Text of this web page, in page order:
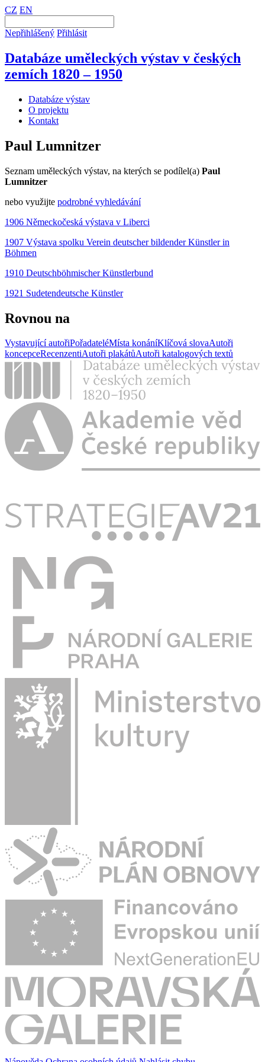
CZ EN
Nepřihlášený Přihlásit
Databáze uměleckých výstav v českých
zemích 1820 – 1950
Databáze výstav
O projektu
Kontakt
Paul Lumnitzer
Seznam uměleckých výstav, na kterých se podílel(a) Paul
Lumnitzer
nebo využijte podrobné vyhledávání
1906 Německočeská výstava v Liberci
1907 Výstava spolku Verein deutscher bildender Künstler in
Böhmen
1910 Deutschböhmischer Künstlerbund
1921 Sudetendeutsche Künstler
Rovnou na
Vystavující autořiPořadateléMísta konáníKlíčová slovaAutoři
koncepceRecenzentiAutoři plakátůAutoři katalogových textů